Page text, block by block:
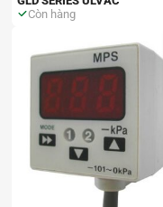
Còn hàng